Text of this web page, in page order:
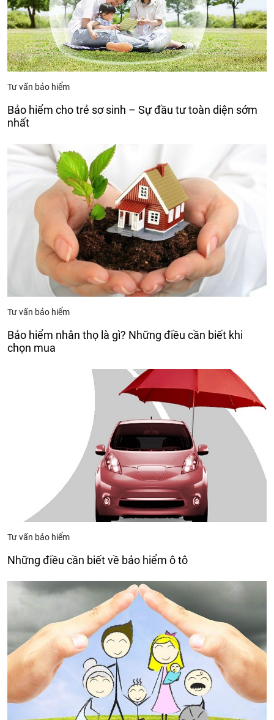
Tư vấn bảo hiểm
Bảo hiểm cho trẻ sơ sinh – Sự đầu tư toàn diện sớm
nhất
Tư vấn bảo hiểm
Bảo hiểm nhân thọ là gì? Những điều cần biết khi
chọn mua
Tư vấn bảo hiểm
Những điều cần biết về bảo hiểm ô tô